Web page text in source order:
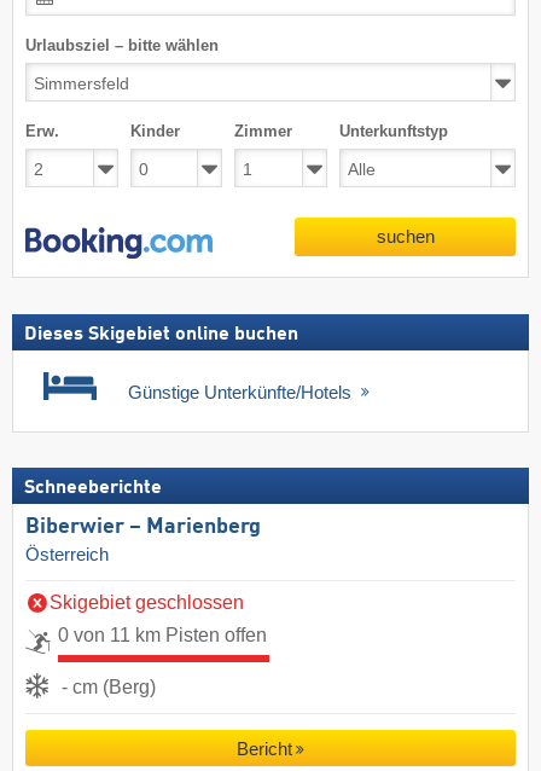
Urlaubsziel – bitte wählen
Erw. Kinder Zimmer Unterkunftstyp
suchen
Dieses Skigebiet online buchen
Günstige Unterkünfte/Hotels
Schneeberichte
Biberwier – Marienberg
Österreich
Skigebiet geschlossen
0 von 11 km Pisten offen
- cm (Berg)
Bericht